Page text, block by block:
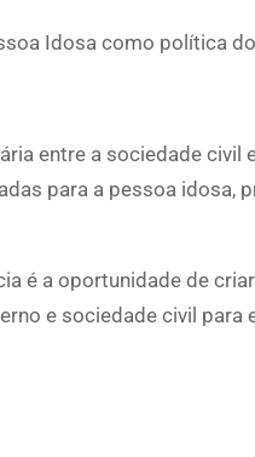
Idosa como política
entre a sociedade civil
para a pessoa idosa,
é a oportunidade de
e sociedade civil para